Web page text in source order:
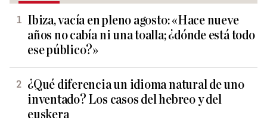
Ibiza, vacía en pleno agosto: «Hace nueve
años no cabía ni una toalla; ¿dónde está todo
ese público?»
¿Qué diferencia un idioma natural de uno
inventado? Los casos del hebreo y del
euskera